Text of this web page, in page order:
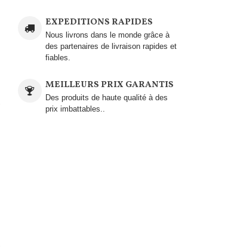
EXPEDITIONS RAPIDES
Nous livrons dans le monde grâce à
des partenaires de livraison rapides et
fiables.
MEILLEURS PRIX GARANTIS
Des produits de haute qualité à des
prix imbattables..